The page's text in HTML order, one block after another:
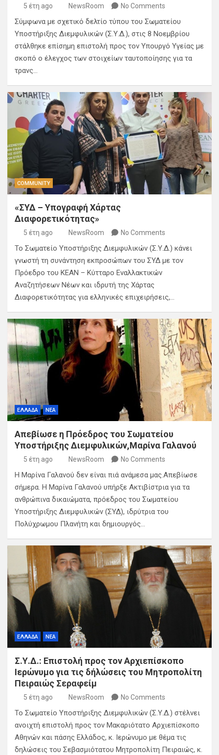
5 έτη ago NewsRoom No Comments
Σύμφωνα με σχετικό δελτίο τύπου του Σωματείου
Υποστήριξης Διεμφυλικών (Σ.Υ.Δ.), στις 8 Νοεμβρίου
στάλθηκε επίσημη επιστολή προς τον Υπουργό Υγείας με
σκοπό ο έλεγχος των στοιχείων ταυτοποίησης για τα
τρανς…
COMMUNITY
«ΣΥΔ – Υπογραφή Χάρτας
Διαφορετικότητας»
5 έτη ago NewsRoom No Comments
Το Σωματείο Υποστήριξης Διεμφυλικών (Σ.Υ.Δ.) κάνει
γνωστή τη συνάντηση εκπροσώπων του ΣΥΔ με τον
Πρόεδρο του ΚΕΑΝ – Κύτταρο Εναλλακτικών
Αναζητήσεων Νέων και ιδρυτή της Χάρτας
Διαφορετικότητας για ελληνικές επιχειρήσεις,…
ΕΛΛΑΔΑ ΝΕΑ
Απεβίωσε η Πρόεδρος του Σωματείου
Υποστήριξης Διεμφυλικών,Μαρίνα Γαλανού
5 έτη ago NewsRoom No Comments
Η Μαρίνα Γαλανού δεν είναι πιά ανάμεσα μας.Απεβίωσε
σήμερα. Η Μαρίνα Γαλανού υπήρξε Ακτιβίστρια για τα
ανθρώπινα δικαιώματα, πρόεδρος του Σωματείου
Υποστήριξης Διεμφυλικών (ΣΥΔ), ιδρύτρια του
Πολύχρωμου Πλανήτη και δημιουργός…
ΕΛΛΑΔΑ ΝΕΑ
Σ.Υ.Δ.: Επιστολή προς τον Αρχιεπίσκοπο
Ιερώνυμο για τις δήλώσεις του Μητροπολίτη
Πειραιώς Σεραφείμ
5 έτη ago NewsRoom No Comments
Το Σωματείο Υποστήριξης Διεμφυλικών (Σ.Υ.Δ.) στέλνει
ανοιχτή επιστολή προς τον Μακαριότατο Αρχιεπίσκοπο
Αθηνών και πάσης Ελλάδος, κ. Ιερώνυμο με θέμα τις
δηλώσεις του Σεβασμιότατου Μητροπολίτη Πειραιώς, κ.